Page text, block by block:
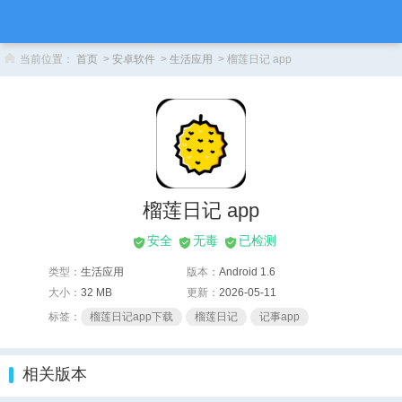
当前位置： 首页 > 安卓软件 > 生活应用 > 榴莲日记 app
榴莲日记 app
安全 无毒 已检测
类型： 生活应用 版本： Android 1.6
大小： 32 MB 更新： 2026-05-11
标签：
榴莲日记app下载 榴莲日记 记事app
相关版本